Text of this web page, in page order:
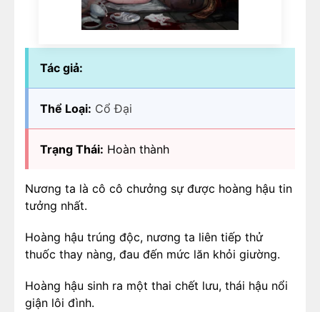
Tác giả:
Thể Loại: Cổ Đại
Trạng Thái: Hoàn thành
Nương ta là cô cô chưởng sự được hoàng hậu tin
tưởng nhất.
Hoàng hậu trúng độc, nương ta liên tiếp thử
thuốc thay nàng, đau đến mức lăn khỏi giường.
Hoàng hậu sinh ra một thai chết lưu, thái hậu nổi
giận lôi đình.